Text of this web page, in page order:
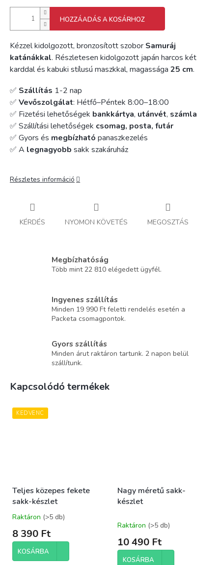
HOZZÁADÁS A KOSÁRHOZ
Kézzel kidolgozott, bronzosított szobor Samuráj
katánákkal. Részletesen kidolgozott japán harcos két
karddal és kabuki stílusú maszkkal, magassága 25 cm.
✅ Szállítás 1-2 nap
✅ Vevőszolgálat: Hétfő–Péntek 8:00–18:00
✅ Fizetési lehetőségek bankkártya, utánvét, számla
✅ Szállítási lehetőségek csomag, posta, futár
✅ Gyors és megbízható panaszkezelés
✅ A legnagyobb sakk szakáruház
Részletes információ
KÉRDÉS NYOMON KÖVETÉS MEGOSZTÁS
Megbízhatóság
Több mint 22 810 elégedett ügyfél.
Ingyenes szállítás
Minden 19 990 Ft feletti rendelés esetén a
Packeta csomagpontok.
Gyors szállítás
Minden árut raktáron tartunk. 2 napon belül
szállítunk.
Kapcsolódó termékek
KEDVENC
Teljes közepes fekete
sakk-készlet
A
átlagos
értékelése
5-
Raktáron (>5 db)
8 390 Ft
KOSÁRBA
Nagy méretű sakk-
készlet
Raktáron (>5 db)
10 490 Ft
KOSÁRBA